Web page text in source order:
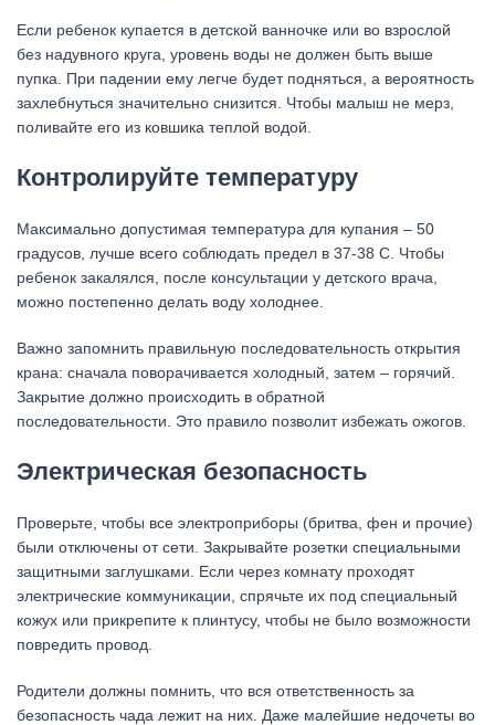
Если ребенок купается в детской ванночке или во взрослой
без надувного круга, уровень воды не должен быть выше
пупка. При падении ему легче будет подняться, а вероятность
захлебнуться значительно снизится. Чтобы малыш не мерз,
поливайте его из ковшика теплой водой.
Контролируйте температуру
Максимально допустимая температура для купания – 50
градусов, лучше всего соблюдать предел в 37-38 С. Чтобы
ребенок закалялся, после консультации у детского врача,
можно постепенно делать воду холоднее.
Важно запомнить правильную последовательность открытия
крана: сначала поворачивается холодный, затем – горячий.
Закрытие должно происходить в обратной
последовательности. Это правило позволит избежать ожогов.
Электрическая безопасность
Проверьте, чтобы все электроприборы (бритва, фен и прочие)
были отключены от сети. Закрывайте розетки специальными
защитными заглушками. Если через комнату проходят
электрические коммуникации, спрячьте их под специальный
кожух или прикрепите к плинтусу, чтобы не было возможности
повредить провод.
Родители должны помнить, что вся ответственность за
безопасность чада лежит на них. Даже малейшие недочеты во